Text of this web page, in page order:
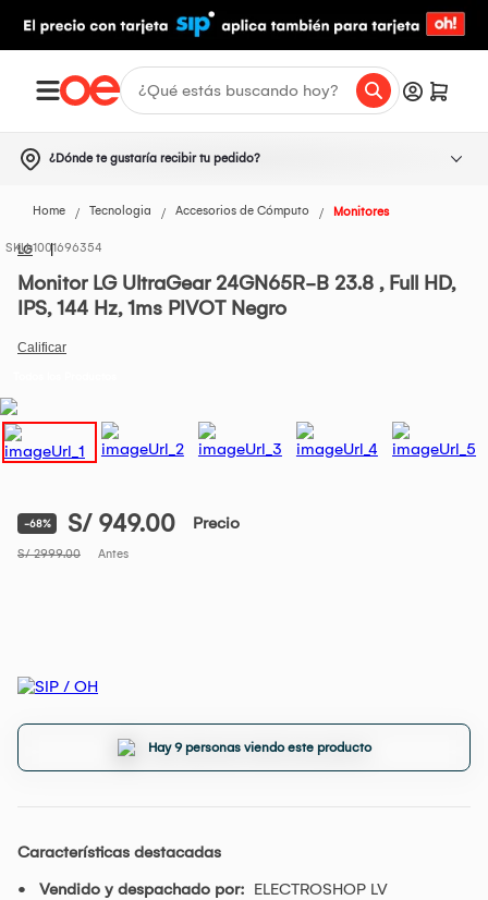
¿Dónde te gustaría recibir tu pedido?
Home Tecnologia Accesorios de Cómputo Monitores
LG1001696354
Monitor LG UltraGear 24GN65R-B 23.8 , Full HD,
IPS, 144 Hz, 1ms PIVOT Negro
-68% S/ 949.00 Precio
S/ 2999.00 Antes
Hay 9 personas viendo este producto
Características destacadas
Vendido y despachado por: ELECTROSHOP LV